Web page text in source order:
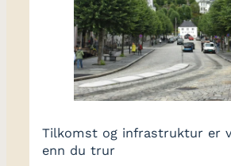
Tilkomst og infrastruktur er
enn du trur